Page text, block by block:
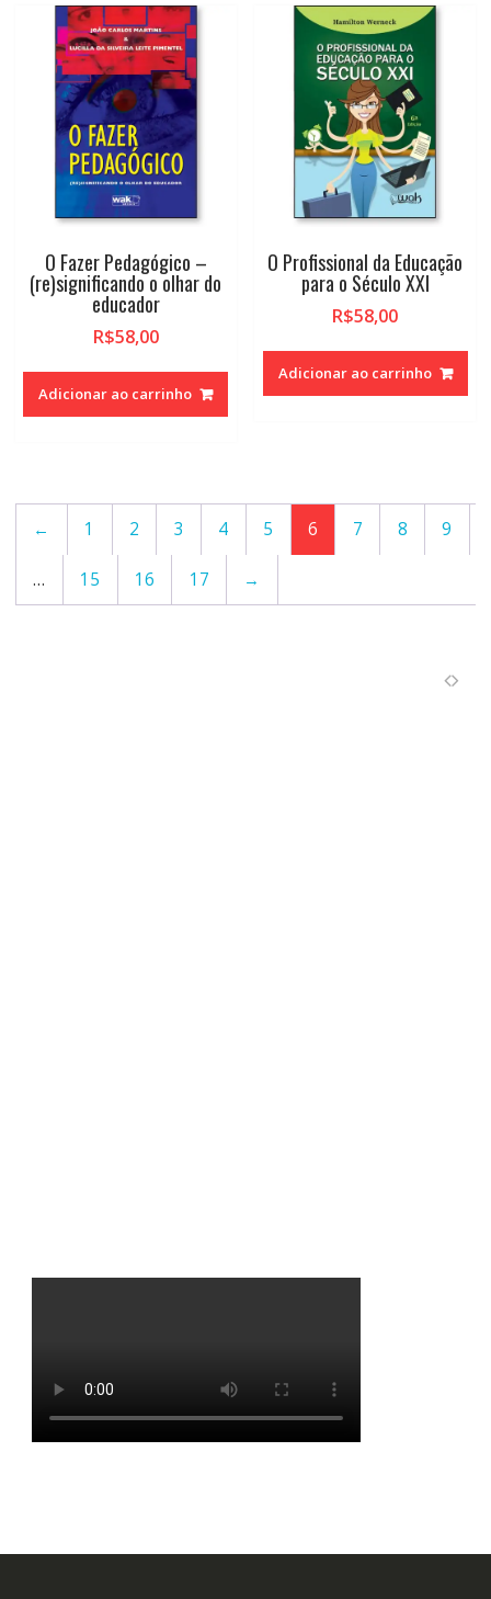
O Fazer Pedagógico –
(re)significando o olhar do
educador
R$58,00
Adicionar ao carrinho
O Profissional da Educação
para o Século XXI
R$58,00
Adicionar ao carrinho
← 1 2 3 4 5 6 7 8 9
… 15 16 17 →